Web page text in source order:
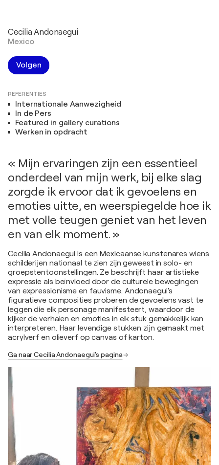
Cecilia Andonaegui
Mexico
Volgen
REFERENTIES
Internationale Aanwezigheid
In de Pers
Featured in gallery curations
Werken in opdracht
« Mijn ervaringen zijn een essentieel
onderdeel van mijn werk, bij elke slag
zorgde ik ervoor dat ik gevoelens en
emoties uitte, en weerspiegelde hoe ik
met volle teugen geniet van het leven
en van elk moment. »
Cecilia Andonaegui is een Mexicaanse kunstenares wiens
schilderijen nationaal te zien zijn geweest in solo- en
groepstentoonstellingen. Ze beschrijft haar artistieke
expressie als beïnvloed door de culturele bewegingen
van expressionisme en fauvisme. Andonaegui's
figuratieve composities proberen de gevoelens vast te
leggen die elk personage manifesteert, waardoor de
kijker de verhalen en emoties in elk stuk gemakkelijk kan
interpreteren. Haar levendige stukken zijn gemaakt met
acrylverf en olieverf op canvas of karton.
Ga naar Cecilia Andonaegui's pagina